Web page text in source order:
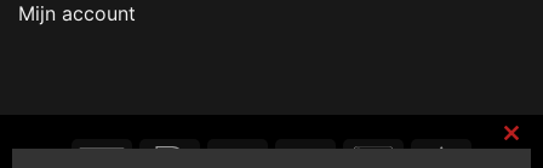
Mijn account
GiroPayIDeal PayPal Sofort Bancontact
Eps